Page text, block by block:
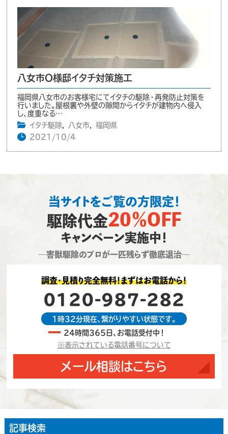
八女市O様邸イタチ対策施工
福岡県八女市のお客様宅にてイタチの駆除・再発防止対策を
行いました。屋根裏や外壁の隙間からイタチが建物内へ侵入
し、度重なる…
イタチ駆除
八女市
福岡県
2021/10/4
当サイトをご覧の方限定！
駆除代金20％OFF
キャンペーン実施中！
―害獣駆除のプロが一匹残らず徹底退治―
調査・見積り完全無料！まずはお電話から！
0120-987-282
1時32分現在、繋がりやすい状態です。
24時間365日、お電話受付中！
※表示されている電話番号について
メール相談はこちら
記事検索